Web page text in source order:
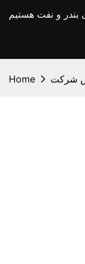
Home شرکت